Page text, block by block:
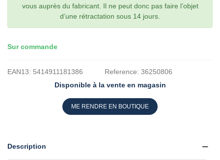
vous auprès du fabricant. Il ne peut donc pas faire l’objet
d’une rétractation sous 14 jours.
Sur commande
EAN13: 5414911181386 Reference: 36250806
Disponible à la vente en magasin
ME RENDRE EN BOUTIQUE
Description